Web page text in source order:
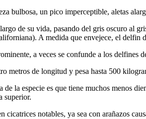
bulbosa, un pico imperceptible, aletas
de su vida, pasando del gris oscuro al
A medida que envejece, el delfin
a veces se confunde a los delfines
metros de longitud y pesa hasta 500
la especie es que tiene muchos menos
superior.
cicatrices notables, ya sea con arañazos